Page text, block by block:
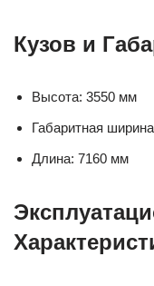
Кузов и
Высота: 3550 мм
Габаритная
Длина: 7160 мм